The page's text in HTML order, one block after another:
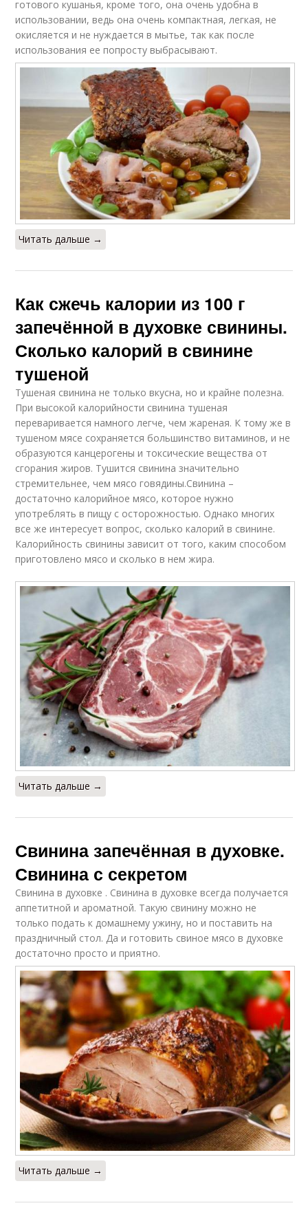
готового кушанья, кроме того, она очень удобна в
использовании, ведь она очень компактная, легкая, не
окисляется и не нуждается в мытье, так как после
использования ее попросту выбрасывают.
Читать дальше →
Как сжечь калории из 100 г
запечённой в духовке свинины.
Сколько калорий в свинине
тушеной
Тушеная свинина не только вкусна, но и крайне полезна.
При высокой калорийности свинина тушеная
переваривается намного легче, чем жареная. К тому же в
тушеном мясе сохраняется большинство витаминов, и не
образуются канцерогены и токсические вещества от
сгорания жиров. Тушится свинина значительно
стремительнее, чем мясо говядины.Свинина –
достаточно калорийное мясо, которое нужно
употреблять в пищу с осторожностью. Однако многих
все же интересует вопрос, сколько калорий в свинине.
Калорийность свинины зависит от того, каким способом
приготовлено мясо и сколько в нем жира.
Читать дальше →
Свинина запечённая в духовке.
Свинина с секретом
Свинина в духовке . Свинина в духовке всегда получается
аппетитной и ароматной. Такую свинину можно не
только подать к домашнему ужину, но и поставить на
праздничный стол. Да и готовить свиное мясо в духовке
достаточно просто и приятно.
Читать дальше →